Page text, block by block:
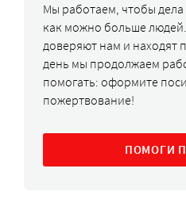
Мы работаем, чтобы
как можно больше
доверяют нам и находят
день мы продолжаем
помогать: оформите
пожертвование!
ПОМОГИ